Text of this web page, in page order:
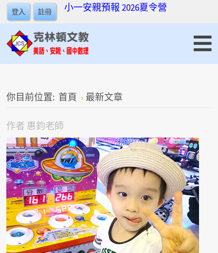
登入 註冊 小一安親預報 2026夏令營
你目前位置: 首頁 最新文章
作者 惠鈞老師